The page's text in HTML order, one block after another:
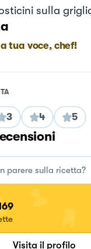
sulla
tua voce, chef!
3 4 5
Visita il profilo